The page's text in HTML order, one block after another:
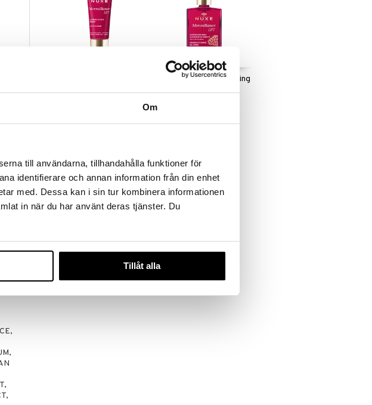
Om
till användarna, tillhandahålla funktioner för
identifierare och annan information från din enhet
med. Dessa kan i sin tur kombinera informationen
in när du har använt deras tjänster. Du
Tillåt alla
som
Merveillance LIFT Firming